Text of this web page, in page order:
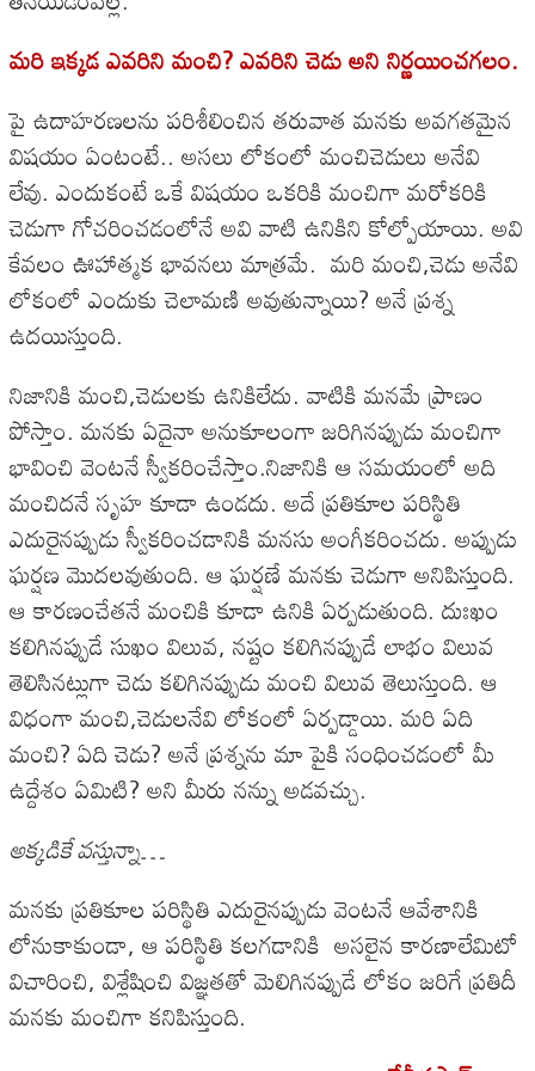
మరి ఇక్కడ ఎవరిని మంచి? ఎవరిని చెడు అని నిర్ణయించగలం.
పై ఉదాహరణలను పరిశీలించిన తరువాత మనకు అవగతమైన
విషయం ఏంటంటే.. అసలు లోకంలో మంచిచెడులు అనేవి
లేవు. ఎందుకంటే ఒకే విషయం ఒకరికి మంచిగా మరోకరికి
చెడుగా గోచరించడంలోనే అవి వాటి ఉనికిని కోల్పోయాయి. అవి
కేవలం ఊహాత్మక భావనలు మాత్రమే. మరి మంచి,చెడు అనేవి
లోకంలో ఎందుకు చెలామణి అవుతున్నాయి? అనే ప్రశ్న
ఉదయిస్తుంది.
నిజానికి మంచి,చెడులకు ఉనికిలేదు. వాటికి మనమే ప్రాణం
పోస్తాం. మనకు ఏదైనా అనుకూలంగా జరిగినప్పుడు మంచిగా
భావించి వెంటనే స్వీకరించేస్తాం.నిజానికి ఆ సమయంలో అది
మంచిదనే సృహ కూడా ఉండదు. అదే ప్రతికూల పరిస్థితి
ఎదురైనప్పుడు స్వీకరించడానికి మనసు అంగీకరించదు. అప్పుడు
ఘర్షణ మొదలవుతుంది. ఆ ఘర్షణే మనకు చెడుగా అనిపిస్తుంది.
ఆ కారణంచేతనే మంచికి కూడా ఉనికి ఏర్పడుతుంది. దుఃఖం
కలిగినప్పుడే సుఖం విలువ, నష్టం కలిగినప్పుడే లాభం విలువ
తెలిసినట్లుగా చెడు కలిగినప్పుడు మంచి విలువ తెలుస్తుంది. ఆ
విధంగా మంచి,చెడులనేవి లోకంలో ఏర్పడ్డాయి. మరి ఏది
మంచి? ఏది చెడు? అనే ప్రశ్నను మా పైకి సంధించడంలో మీ
ఉద్దేశం ఏమిటి? అని మీరు నన్ను అడవచ్చు.
అక్కడికే వస్తున్నా…
మనకు ప్రతికూల పరిస్థితి ఎదురైనప్పుడు వెంటనే ఆవేశానికి
లోనుకాకుండా, ఆ పరిస్థితి కలగడానికి అసలైన కారణాలేమిటో
విచారించి, విశ్లేషించి విజ్ఞతతో మెలిగినప్పుడే లోకం జరిగే ప్రతిదీ
మనకు మంచిగా కనిపిస్తుంది.